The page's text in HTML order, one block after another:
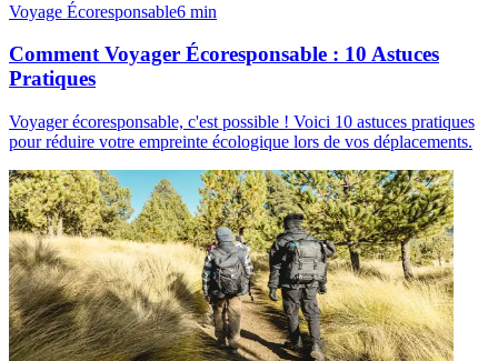
Voyage Écoresponsable6 min
Comment Voyager Écoresponsable : 10 Astuces
Pratiques
Voyager écoresponsable, c'est possible ! Voici 10 astuces pratiques
pour réduire votre empreinte écologique lors de vos déplacements.